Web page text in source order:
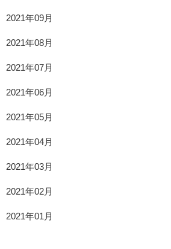
2021年09月
2021年08月
2021年07月
2021年06月
2021年05月
2021年04月
2021年03月
2021年02月
2021年01月